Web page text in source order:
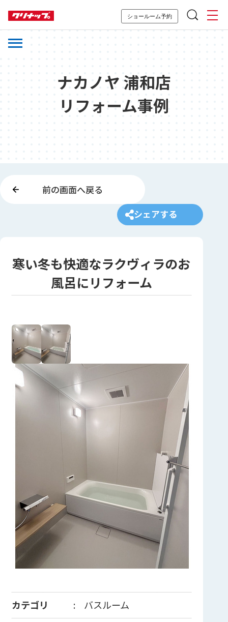
ショールーム予約
ナカノヤ 浦和店
リフォーム事例
前の画面へ戻る
シェアする
寒い冬も快適なラクヴィラのお
風呂にリフォーム
カテゴリ
バスルーム